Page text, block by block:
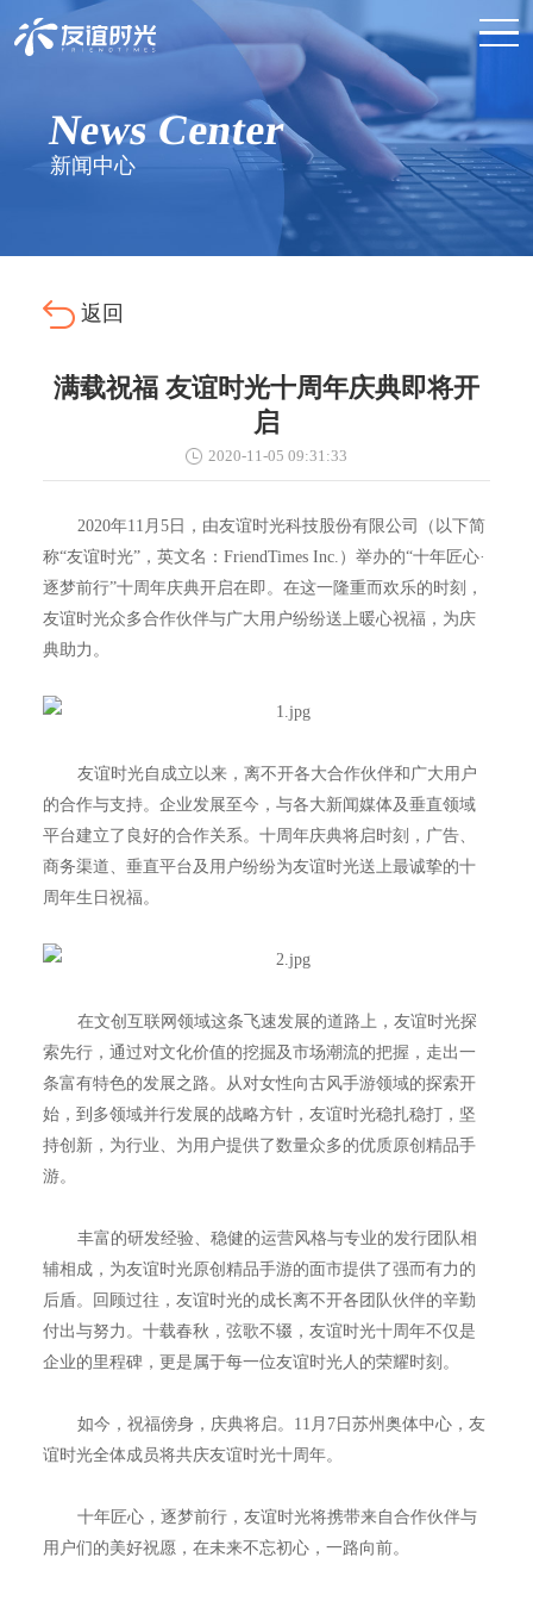
News Center
新闻中心
返回
满载祝福 友谊时光十周年庆典即将开
启
2020-11-05 09:31:33
2020年11月5日，由友谊时光科技股份有限公司（以下简
称“友谊时光”，英文名：FriendTimes Inc.）举办的“十年匠心·
逐梦前行”十周年庆典开启在即。在这一隆重而欢乐的时刻，
友谊时光众多合作伙伴与广大用户纷纷送上暖心祝福，为庆
典助力。
友谊时光自成立以来，离不开各大合作伙伴和广大用户
的合作与支持。企业发展至今，与各大新闻媒体及垂直领域
平台建立了良好的合作关系。十周年庆典将启时刻，广告、
商务渠道、垂直平台及用户纷纷为友谊时光送上最诚挚的十
周年生日祝福。
在文创互联网领域这条飞速发展的道路上，友谊时光探
索先行，通过对文化价值的挖掘及市场潮流的把握，走出一
条富有特色的发展之路。从对女性向古风手游领域的探索开
始，到多领域并行发展的战略方针，友谊时光稳扎稳打，坚
持创新，为行业、为用户提供了数量众多的优质原创精品手
游。
丰富的研发经验、稳健的运营风格与专业的发行团队相
辅相成，为友谊时光原创精品手游的面市提供了强而有力的
后盾。回顾过往，友谊时光的成长离不开各团队伙伴的辛勤
付出与努力。十载春秋，弦歌不辍，友谊时光十周年不仅是
企业的里程碑，更是属于每一位友谊时光人的荣耀时刻。
如今，祝福傍身，庆典将启。11月7日苏州奥体中心，友
谊时光全体成员将共庆友谊时光十周年。
十年匠心，逐梦前行，友谊时光将携带来自合作伙伴与
用户们的美好祝愿，在未来不忘初心，一路向前。